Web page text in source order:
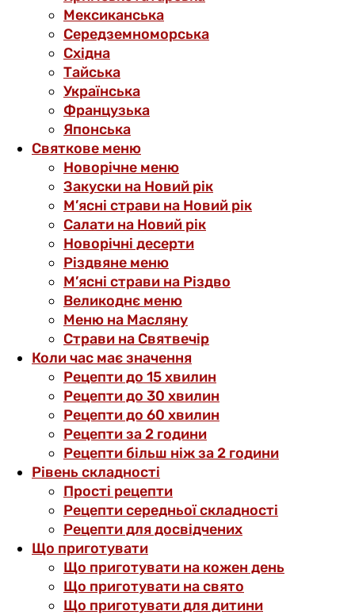
Мексиканська
Середземноморська
Східна
Тайська
Українська
Французька
Японська
Святкове меню
Новорічне меню
Закуски на Новий рік
М’ясні страви на Новий рік
Салати на Новий рік
Новорічні десерти
Різдвяне меню
М’ясні страви на Різдво
Великоднє меню
Меню на Масляну
Страви на Святвечір
Коли час має значення
Рецепти до 15 хвилин
Рецепти до 30 хвилин
Рецепти до 60 хвилин
Рецепти за 2 години
Рецепти більш ніж за 2 години
Рівень складності
Прості рецепти
Рецепти середньої складності
Рецепти для досвідчених
Що приготувати
Що приготувати на кожен день
Що приготувати на свято
Що приготувати для дитини